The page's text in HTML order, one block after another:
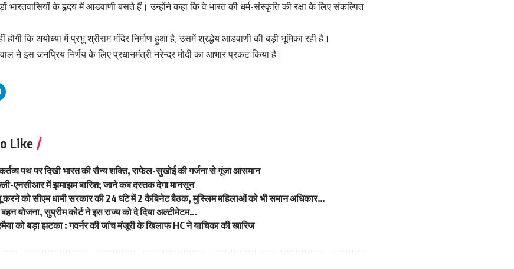
भारतवासियों के हृदय में आडवाणी बसते हैं। उन्होंने कहा कि वे भारत की धर्म-संस्कृति की रक्षा के लिए संकल्पित
होगी कि अयोध्या में प्रभु श्रीराम मंदिर निर्माण हुआ है, उसमें श्रद्धेय आडवाणी की बड़ी भूमिका रही है।
ने इस जनप्रिय निर्णय के लिए प्रधानमंत्री नरेन्द्र मोदी का आभार प्रकट किया है।
Like
पथ पर दिखी भारत की सैन्य शक्ति, राफेल-सुखोई की गर्जना से गूंजा आसमान
एनसीआर में झमाझम बारिश; जाने कब दस्तक देगा मानसून
करने को सीएम धामी सरकार की 24 घंटे में 2 कैबिनेट बैठक, मुस्लिम महिलाओं को भी समान अधिकार…
योजना, सुप्रीम कोर्ट ने इस राज्य को दे दिया अल्टीमेटम…
को बड़ा झटका : गवर्नर की जांच मंजूरी के खिलाफ HC ने याचिका की खारिज